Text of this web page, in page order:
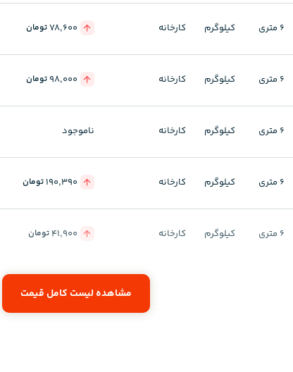
6 متری کیلوگرم کارخانه 78,600تومان
6 متری کیلوگرم کارخانه 98,000 تومان
6 متری کیلوگرم کارخانه ناموجود
6 متری کیلوگرم کارخانه 190,390تومان
6 متری کیلوگرم کارخانه 41,900تومان
مشاهده لیست کامل قیمت